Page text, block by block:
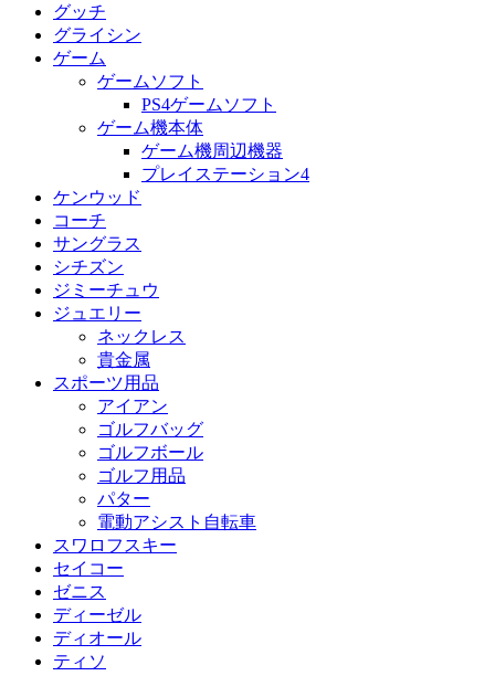
グッチ
グライシン
ゲーム
ゲームソフト
PS4ゲームソフト
ゲーム機本体
ゲーム機周辺機器
プレイステーション4
ケンウッド
コーチ
サングラス
シチズン
ジミーチュウ
ジュエリー
ネックレス
貴金属
スポーツ用品
アイアン
ゴルフバッグ
ゴルフボール
ゴルフ用品
パター
電動アシスト自転車
スワロフスキー
セイコー
ゼニス
ディーゼル
ディオール
ティソ